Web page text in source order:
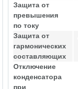
Защита от
превышения
по току
Защита от
гармонических
составляющих
Отключение
конденсатора
при